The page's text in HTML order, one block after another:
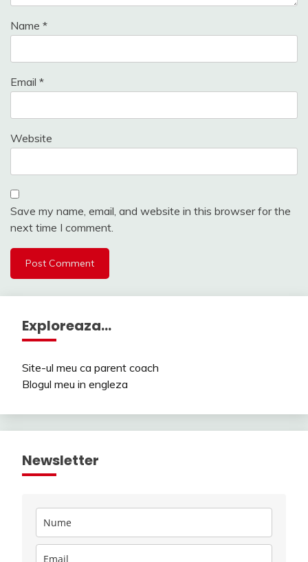
Name *
Email *
Website
Save my name, email, and website in this browser for the
next time I comment.
Exploreaza…
Site-ul meu ca parent coach
Blogul meu in engleza
Newsletter